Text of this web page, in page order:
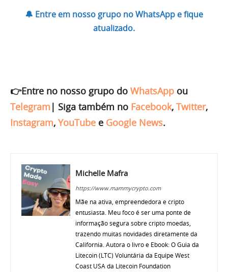
🔔 Entre em nosso grupo no WhatsApp e fique
atualizado.
👉Entre no nosso grupo do WhatsApp ou
Telegram | Siga também no Facebook, Twitter,
Instagram, YouTube e Google News.
Michelle Mafra
https://www.mammycrypto.com
Mãe na ativa, empreendedora e cripto
entusiasta. Meu foco é ser uma ponte de
informação segura sobre cripto moedas,
trazendo muitas novidades diretamente da
California. Autora o livro e Ebook: O Guia da
Litecoin (LTC) Voluntária da Equipe West
Coast USA da Litecoin Foundation